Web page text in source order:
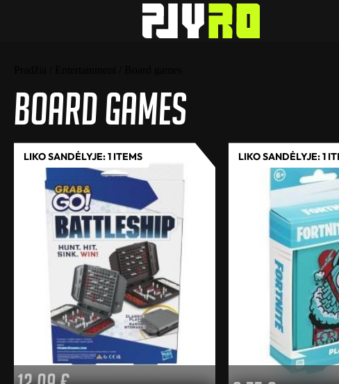
Board games
LIKO SANDĖLYJE: 1 ITEMS LIKO SANDĖLYJE: 1